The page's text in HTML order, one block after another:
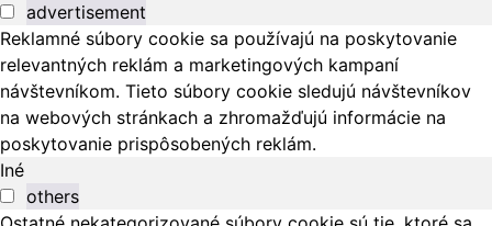
advertisement
Reklamné súbory cookie sa používajú na poskytovanie
relevantných reklám a marketingových kampaní
návštevníkom. Tieto súbory cookie sledujú návštevníkov
na webových stránkach a zhromažďujú informácie na
poskytovanie prispôsobených reklám.
Iné
others